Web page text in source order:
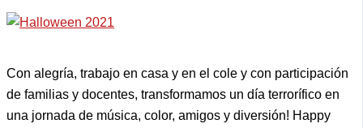
Con alegría, trabajo en casa y en el cole y con participación
de familias y docentes, transformamos un día terrorífico en
una jornada de música, color, amigos y diversión! Happy